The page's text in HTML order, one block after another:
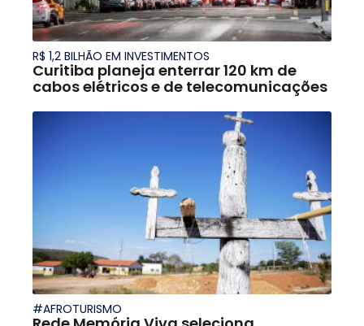
R$ 1,2 BILHÃO EM INVESTIMENTOS
Curitiba planeja enterrar 120 km de
cabos elétricos e de telecomunicações
#AFROTURISMO